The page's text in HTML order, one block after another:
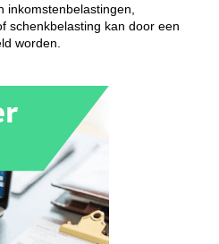
inkomstenbelastingen,
schenkbelasting kan door een
worden.